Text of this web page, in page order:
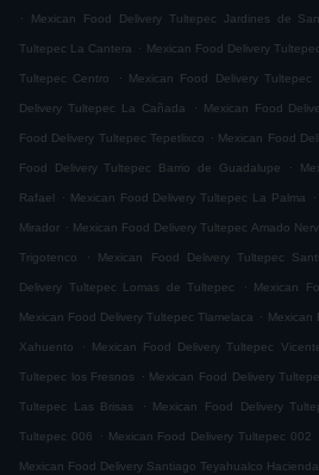
.
Mexican Food Delivery Tultepec Jardines de
Tultepec La Cantera . Mexican Food Delivery
Tultepec Centro . Mexican Food Delivery Tultepec
Delivery Tultepec La Cañada . Mexican Food
Food Delivery Tultepec Tepetlixco . Mexican Food
Food Delivery Tultepec Barrio de Guadalupe .
Rafael . Mexican Food Delivery Tultepec La Palma .
Mirador . Mexican Food Delivery Tultepec Amado
Trigotenco . Mexican Food Delivery Tultepec
Delivery Tultepec Lomas de Tultepec . Mexican
Mexican Food Delivery Tultepec Tlamelaca . Mexican
Xahuento . Mexican Food Delivery Tultepec
Tultepec los Fresnos . Mexican Food Delivery
Tultepec Las Brisas . Mexican Food Delivery
Tultepec 006 . Mexican Food Delivery Tultepec 002
Mexican Food Delivery Santiago Teyahualco